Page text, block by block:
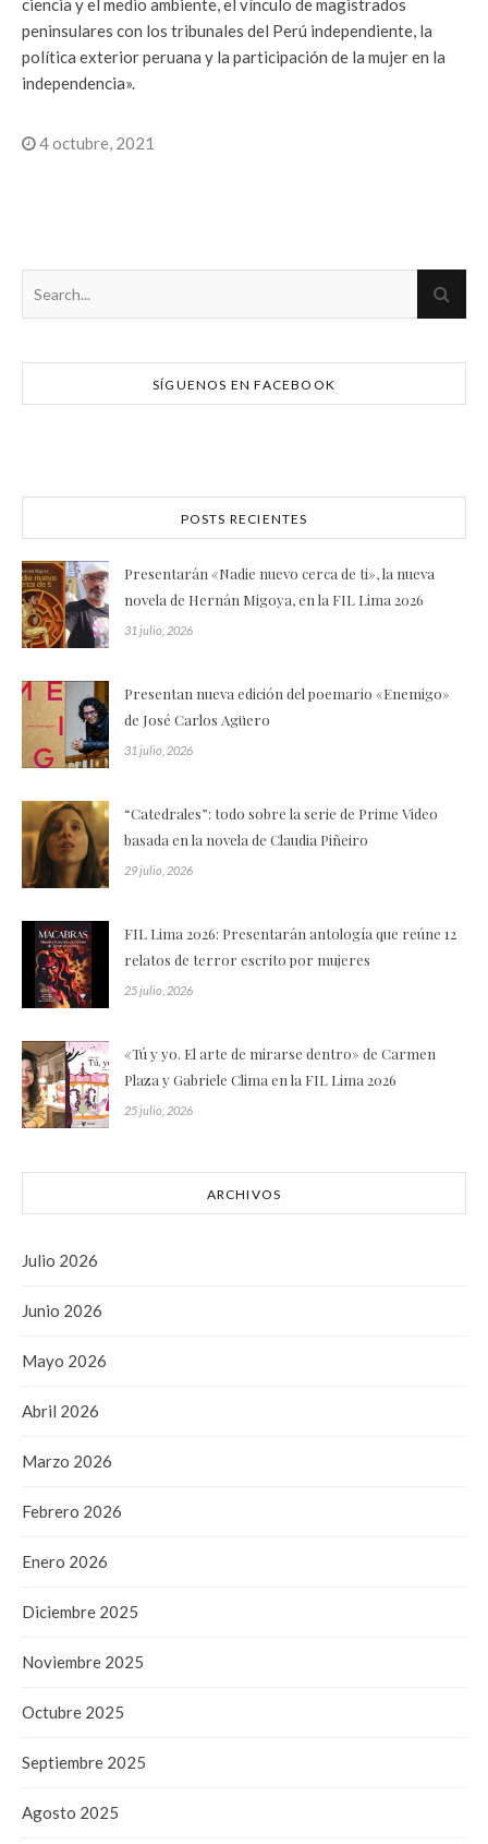
ciencia y el medio ambiente, el vínculo de magistrados
peninsulares con los tribunales del Perú independiente, la
política exterior peruana y la participación de la mujer en la
independencia».
4 octubre, 2021
SÍGUENOS EN FACEBOOK
POSTS RECIENTES
Presentarán «Nadie nuevo cerca de ti», la nueva
novela de Hernán Migoya, en la FIL Lima 2026
31 julio, 2026
Presentan nueva edición del poemario «Enemigo»
de José Carlos Agüero
31 julio, 2026
“Catedrales”: todo sobre la serie de Prime Video
basada en la novela de Claudia Piñeiro
29 julio, 2026
FIL Lima 2026: Presentarán antología que reúne 12
relatos de terror escrito por mujeres
25 julio, 2026
«Tú y yo. El arte de mirarse dentro» de Carmen
Plaza y Gabriele Clima en la FIL Lima 2026
25 julio, 2026
ARCHIVOS
Julio 2026
Junio 2026
Mayo 2026
Abril 2026
Marzo 2026
Febrero 2026
Enero 2026
Diciembre 2025
Noviembre 2025
Octubre 2025
Septiembre 2025
Agosto 2025